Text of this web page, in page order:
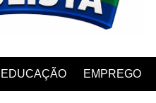
EDUCAÇÃO EMPREGO